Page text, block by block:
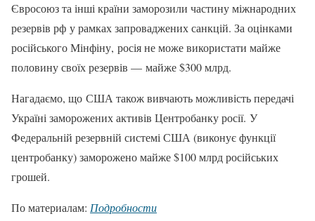
Євросоюз та інші країни заморозили частину міжнародних
резервів рф у рамках запроваджених санкцій. За оцінками
російського Мінфіну, росія не може використати майже
половину своїх резервів — майже $300 млрд.
Нагадаємо, що США також вивчають можливість передачі
Україні заморожених активів Центробанку росії. У
Федеральній резервній системі США (виконує функції
центробанку) заморожено майже $100 млрд російських
грошей.
По материалам: Подробности